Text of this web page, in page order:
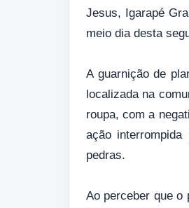
Jesus, Igarapé
meio dia desta
A guarnição de
localizada na
roupa, com a
ação
pedras.
Ao perceber que o